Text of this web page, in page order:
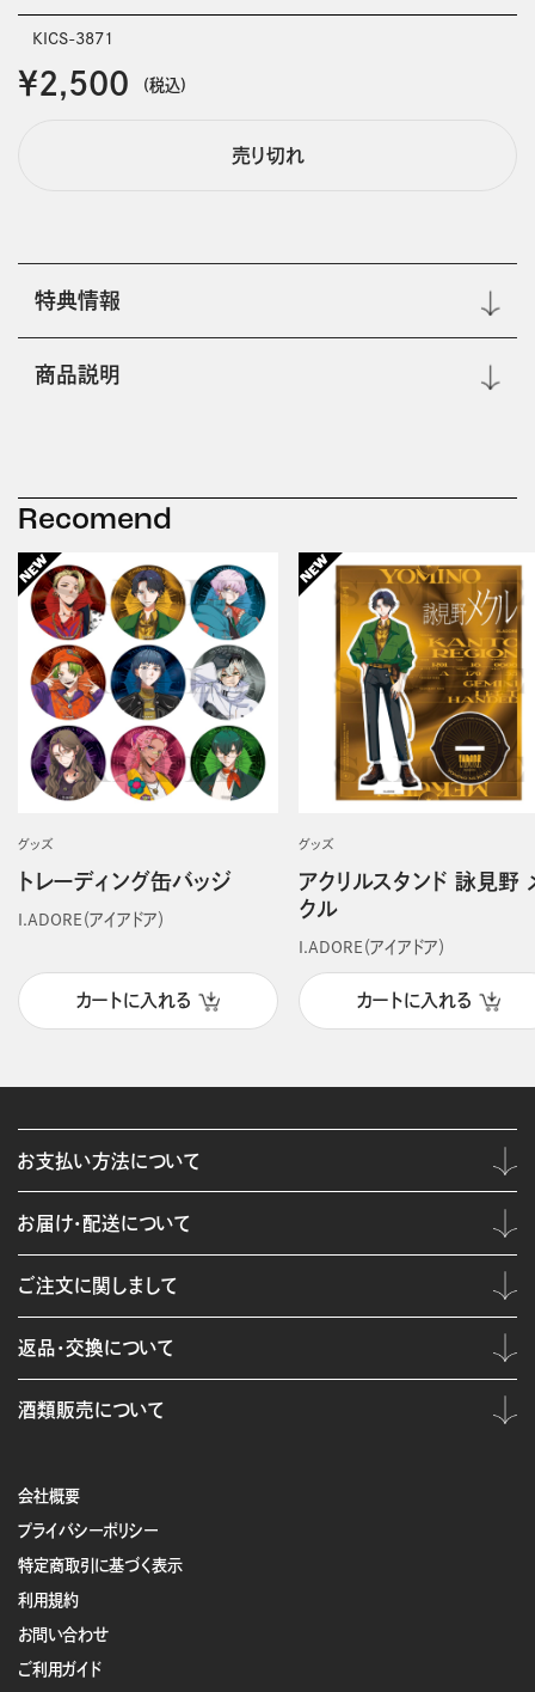
KICS-3871
￥2,500 (税込)
売り切れ
特典情報
商品説明
Recomend
グッズ
トレーディング缶バッジ
I.ADORE（アイアドア）
カートに入れる
グッズ
アクリルスタンド 詠見野
クル
I.ADORE（アイアドア）
カートに入れる
会社概要
プライバシーポリシー
特定商取引に基づく表示
利用規約
お問い合わせ
ご利用ガイド
お支払い方法について
お届け・配送について
ご注文に関しまして
返品・交換について
酒類販売について